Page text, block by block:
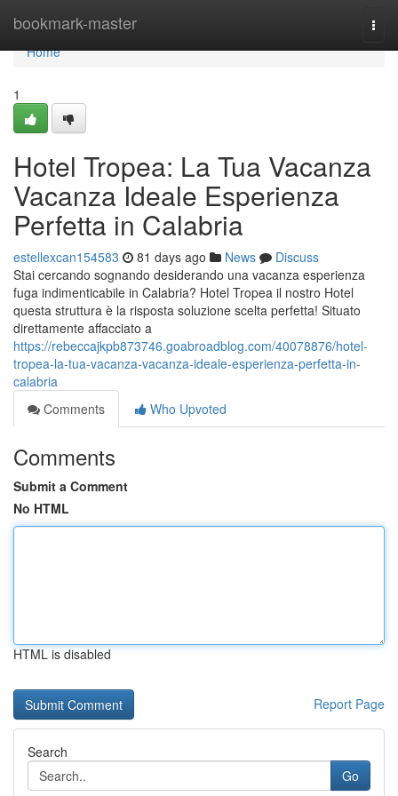
bookmark-master
Home
Home
1
Hotel Tropea: La Tua Vacanza
Vacanza Ideale Esperienza
Perfetta in Calabria
estellexcan154583 81 days ago News
Discuss
Stai cercando sognando desiderando una vacanza esperienza
fuga indimenticabile in Calabria? Hotel Tropea il nostro Hotel
questa struttura è la risposta soluzione scelta perfetta! Situato
direttamente affacciato a
https://rebeccajkpb873746.goabroadblog.com/40078876/hotel-
tropea-la-tua-vacanza-vacanza-ideale-esperienza-perfetta-in-
calabria
Comments
Who Upvoted
Comments
Submit a Comment
No HTML
HTML is disabled
Report Page
Search
Go